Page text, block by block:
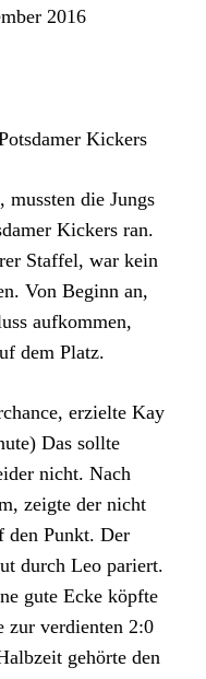
2016
Kickers
mussten die Jungs
Kickers ran.
Staffel, war kein
Von Beginn an,
aufkommen,
dem Platz.
erzielte Kay
Das sollte
nicht. Nach
zeigte der nicht
den Punkt. Der
durch Leo pariert.
gute Ecke köpfte
verdienten 2:0
gehörte den